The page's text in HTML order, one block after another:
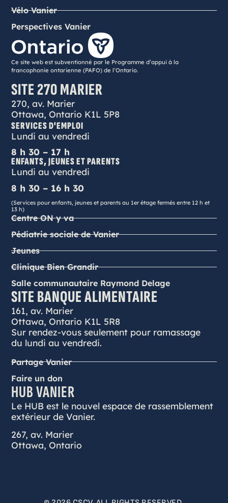
Vélo Vanier
Perspectives Vanier
Ce site web est subventionné par le Programme d’appui à la
francophonie ontarienne (PAFO) de l’Ontario.
SITE 270 MARIER
270, av. Marier
Ottawa, Ontario K1L 5P8
SERVICES D'EMPLOI
Lundi au vendredi
8 h 30 – 17 h
ENFANTS, JEUNES ET PARENTS
Lundi au vendredi
8 h 30 – 16 h 30
(Services pour enfants, jeunes et parents au 1er étage fermés entre 12 h et
13 h)
Centre ON y va
Pédiatrie sociale de Vanier
Jeunes
Clinique Bien Grandir
Salle communautaire Raymond Delage
SITE BANQUE ALIMENTAIRE
161, av. Marier
Ottawa, Ontario K1L 5R8
Sur rendez-vous seulement pour ramassage
du lundi au vendredi.
Partage Vanier
Faire un don
HUB VANIER
Le HUB est le nouvel espace de rassemblement
extérieur de Vanier.
267, av. Marier
Ottawa, Ontario